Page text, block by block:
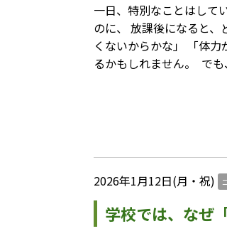
一日、特別なことはして
のに、 放課後になると、
くないからかな」 「体
るかもしれません。 ⁡ で
2026年1月12日(月・祝)
学校では、なぜ